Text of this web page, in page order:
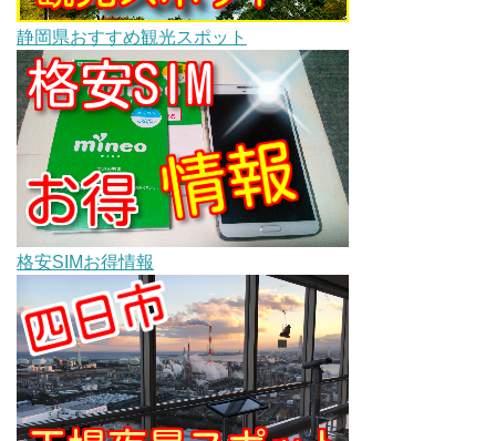
静岡県おすすめ観光スポット
格安SIMお得情報